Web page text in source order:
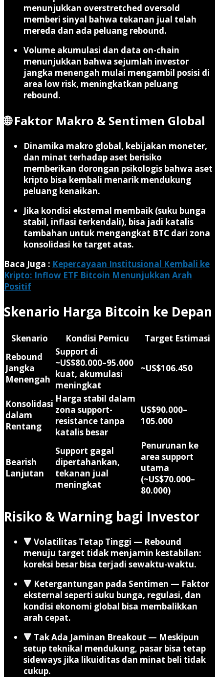
menunjukkan overstretched oversold
memberi sinyal bahwa tekanan jual telah
mereda dan ada peluang rebound.
Volume akumulasi dan data on-chain
menunjukkan bahwa sejumlah investor
jangka menengah mulai mengambil posisi di
area low risk, meningkatkan peluang
rebound.
🌐 Faktor Makro & Sentimen Global
Dinamika makro global, kebijakan moneter,
dan minat terhadap aset berisiko
memberikan dorongan psikologis bahwa aset
kripto bisa kembali menarik mendukung
peluang kenaikan.
Jika kondisi eksternal membaik (suku bunga
stabil, inflasi terkendali), bisa jadi katalis
tambahan untuk mengangkat BTC dari zona
konsolidasi ke target atas.
Baca Juga : Kepercayaan Institusional Kembali ke
Kripto: Inflow ETF Bitcoin Menunjukkan Arah
Positif
Skenario Harga Bitcoin ke Depan
Skenario Kondisi Pemicu
Target Estimasi
Rebound
Jangka
Menengah
Support di
~US$80.000–95.000
kuat, akumulasi
meningkat
~US$106.450
Konsolidasi
dalam
Rentang
Harga stabil dalam
zona support-
resistance tanpa
katalis besar
US$90.000–
105.000
Bearish
Lanjutan
Support gagal
dipertahankan,
tekanan jual
meningkat
Penurunan ke
area support
utama
(~US$70.000–
80.000)
Risiko & Warning bagi Investor
🔻 Volatilitas Tetap Tinggi — Rebound
menuju target tidak menjamin kestabilan:
koreksi besar bisa terjadi sewaktu-waktu.
🔻 Ketergantungan pada Sentimen — Faktor
eksternal seperti suku bunga, regulasi, dan
kondisi ekonomi global bisa membalikkan
arah cepat.
🔻 Tak Ada Jaminan Breakout — Meskipun
setup teknikal mendukung, pasar bisa tetap
sideways jika likuiditas dan minat beli tidak
cukup.